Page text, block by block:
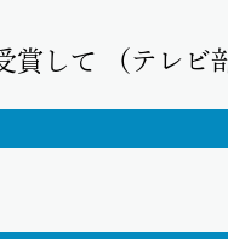
賞して （テレ